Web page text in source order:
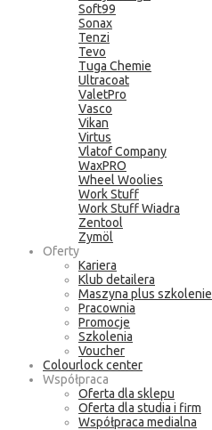
Soft99
Sonax
Tenzi
Tevo
Tuga Chemie
Ultracoat
ValetPro
Vasco
Vikan
Virtus
Vlatof Company
WaxPRO
Wheel Woolies
Work Stuff
Work Stuff Wiadra
Zentool
Zymöl
Oferty
Kariera
Klub detailera
Maszyna plus szkolenie
Pracownia
Promocje
Szkolenia
Voucher
Colourlock center
Współpraca
Oferta dla sklepu
Oferta dla studia i firm
Współpraca medialna